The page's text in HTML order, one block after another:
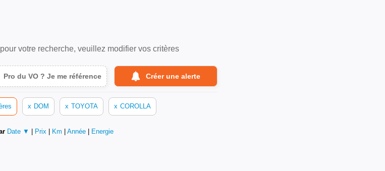
pour votre recherche, veuillez modifier vos critères
Pro du VO ? Je me référence Créer une alerte
x DOM x TOYOTA x COROLLA
Date ▼ Prix Km Année Energie